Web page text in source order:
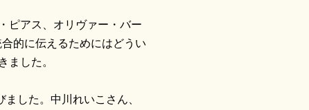
ピアス、オリヴァー・バー
的に伝えるためにはどうい
した。
した。中川れいこさん、